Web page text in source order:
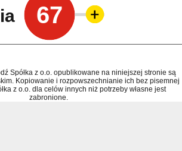
67
Spółka z o.o. opublikowane na niniejszej stronie są
Kopiowanie i rozpowszechnianie ich bez pisemnej
z o.o. dla celów innych niż potrzeby własne jest
zabronione.